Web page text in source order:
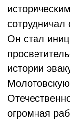
сотрудничал
Он стал
истории
огромная